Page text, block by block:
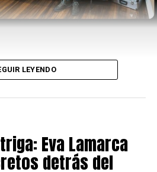
LEYENDO
Eva Lamarca
detrás del